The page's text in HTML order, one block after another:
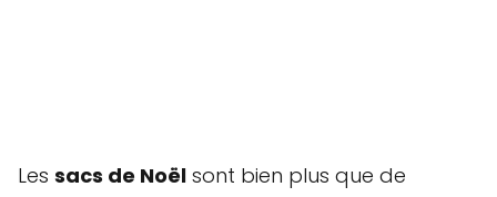
Les sacs de Noël sont bien plus que de